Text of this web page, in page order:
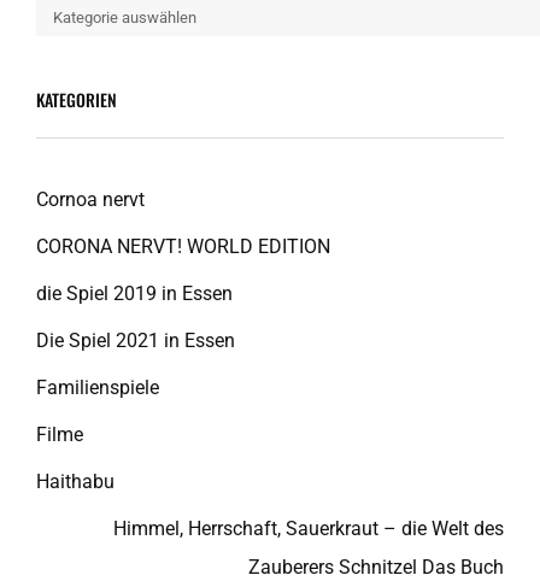
Kategorien
KATEGORIEN
Cornoa nervt
CORONA NERVT! WORLD EDITION
die Spiel 2019 in Essen
Die Spiel 2021 in Essen
Familienspiele
Filme
Haithabu
Himmel, Herrschaft, Sauerkraut – die Welt des
Zauberers Schnitzel Das Buch